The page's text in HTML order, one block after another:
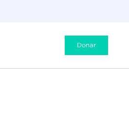
Donar